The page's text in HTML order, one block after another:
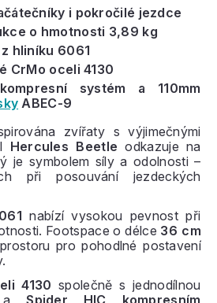
i pokročilé jezdce
o hmotnosti 3,89 kg
hliníku 6061
CrMo oceli 4130
systém a 110mm
ABEC-9
zvířaty s výjimečnými
Hercules Beetle odkazuje na
je symbolem síly a odolnosti –
při posouvání jezdeckých
nabízí vysokou pevnost při
Footspace o délce 36 cm
pro pohodlné postavení
4130 společně s jednodílnou
aSpider HIC kompresním